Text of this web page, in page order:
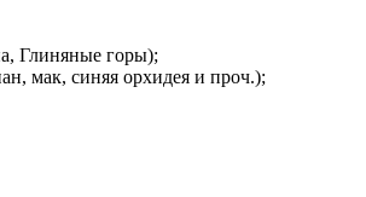
Глиняные горы);
мак, синяя орхидея и проч.);